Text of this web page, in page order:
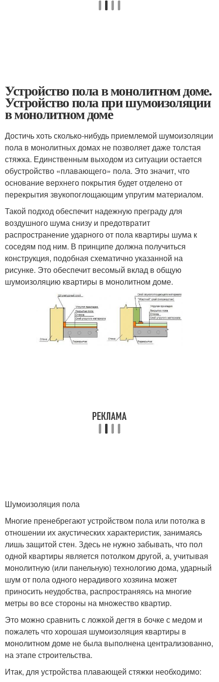
Устройство пола в монолитном доме.
Устройство пола при шумоизоляции
в монолитном доме
Достичь хоть сколько-нибудь приемлемой шумоизоляции
пола в монолитных домах не позволяет даже толстая
стяжка. Единственным выходом из ситуации остается
обустройство «плавающего» пола. Это значит, что
основание верхнего покрытия будет отделено от
перекрытия звукопоглощающим упругим материалом.
Такой подход обеспечит надежную преграду для
воздушного шума снизу и предотвратит
распространение ударного от пола квартиры шума к
соседям под ним. В принципе должна получиться
конструкция, подобная схематично указанной на
рисунке. Это обеспечит весомый вклад в общую
шумоизоляцию квартиры в монолитном доме.
Шумоизоляция пола
Многие пренебрегают устройством пола или потолка в
отношении их акустических характеристик, занимаясь
лишь защитой стен. Здесь не нужно забывать, что пол
одной квартиры является потолком другой, а, учитывая
монолитную (или панельную) технологию дома, ударный
шум от пола одного нерадивого хозяина может
приносить неудобства, распространяясь на многие
метры во все стороны на множество квартир.
Это можно сравнить с ложкой дегтя в бочке с медом и
пожалеть что хорошая шумоизоляция квартиры в
монолитном доме не была выполнена централизованно,
на этапе строительства.
Итак, для устройства плавающей стяжки необходимо: